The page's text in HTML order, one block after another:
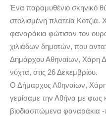
Ένα παραμυθένιο σκηνικό
στολισμένη πλατεία Κοτζιά.
φαναράκια φώτισαν τον
χιλιάδων δημοτών, που
Δημάρχου Αθηναίων, Χάρη
νύχτα, στις 26 Δεκεμβρίου.
Ο Δήμαρχος Αθηναίων,
γεμίσαμε την Αθήνα με φως
βιοδιασπώμενα φαναράκια